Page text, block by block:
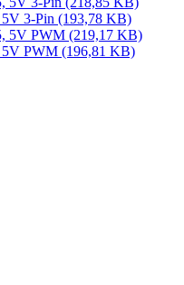
3-Pin (193,78 KB)
5V PWM (219,17 KB)
5V PWM (196,81 KB)